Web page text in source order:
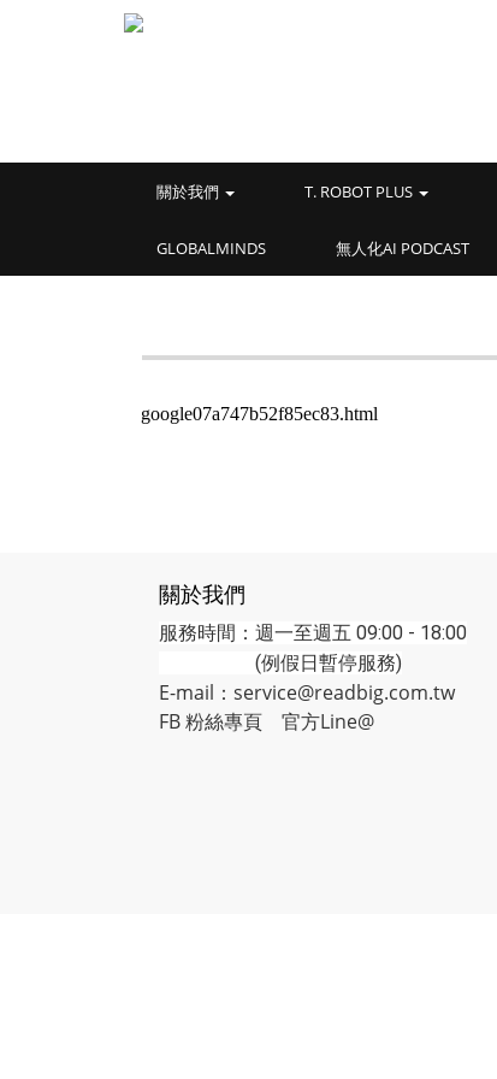
關於我們 T. ROBOT PLUS
GLOBALMINDS 無人化AI PODCAST
google07a747b52f85ec83.html
關於我們
服務時間：週一至週五 09:00 - 18:00
(例假日暫停服務)
E-mail：service@readbig.com.tw
FB 粉絲專頁
官方Line@